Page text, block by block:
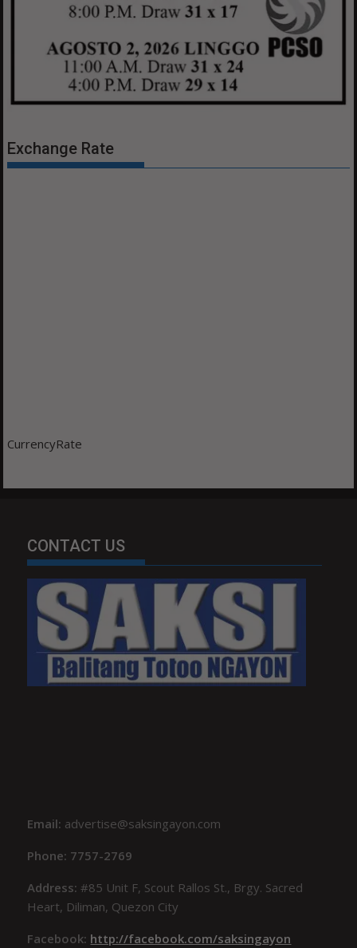
Exchange Rate
CurrencyRate
CONTACT US
Email: advertise@saksingayon.com
Phone: 7757-2769
Address:#85 Unit F, Scout Rallos St., Brgy. Sacred
Heart, Diliman, Quezon City
Facebook: http://facebook.com/saksingayon